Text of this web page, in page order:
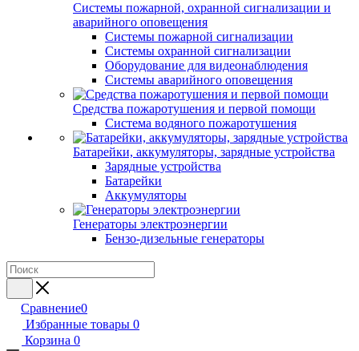
Системы пожарной, охранной сигнализации и
аварийного оповещения
Системы пожарной сигнализации
Системы охранной сигнализации
Оборудование для видеонаблюдения
Системы аварийного оповещения
Средства пожаротушения и первой помощи
Система водяного пожаротушения
Батарейки, аккумуляторы, зарядные устройства
Зарядные устройства
Батарейки
Аккумуляторы
Генераторы электроэнергии
Бензо-дизельные генераторы
Сравнение0
Избранные товары 0
Корзина 0